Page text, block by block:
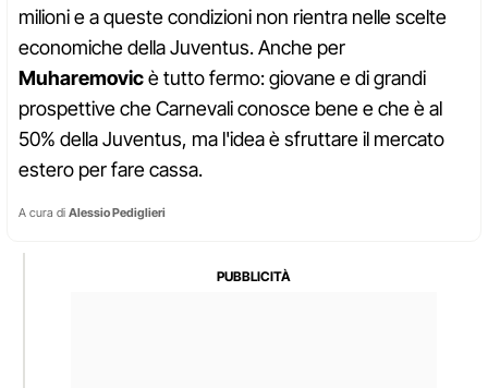
milioni e a queste condizioni non rientra nelle scelte
economiche della Juventus. Anche per
Muharemovicè tutto fermo: giovane e di grandi
prospettive che Carnevali conosce bene e che è al
50% della Juventus, ma l'idea è sfruttare il mercato
estero per fare cassa.
A cura di Alessio Pediglieri